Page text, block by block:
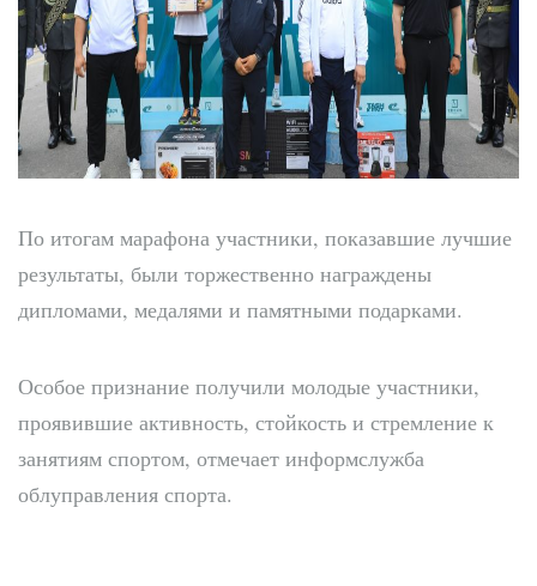
По итогам марафона участники, показавшие лучшие
результаты, были торжественно награждены
дипломами, медалями и памятными подарками.
Особое признание получили молодые участники,
проявившие активность, стойкость и стремление к
занятиям спортом, отмечает информслужба
облуправления спорта.